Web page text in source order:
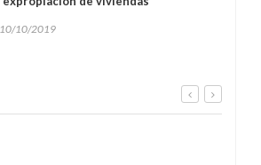
10/10/2019